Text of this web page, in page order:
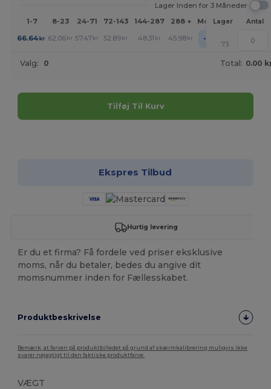
Lager Inden for 3 Måneder
1-7
8-23 24-71 72-143 144-287 288 + MereLager Antal
66.64kr 62.06 kr 57.47 kr 52.89 kr 48.31 kr 45.98 kr + 73
Valg: 0 Total: 0.00
Tilføj Til Kurv
Ekspres Tilbud
Hurtig levering
Er du et firma? Få fordele ved priser eksklusive
moms, når du betaler, bedes du angive dit
momsnummer inden for Fællesskabet.
Produktbeskrivelse
Bemærk, at farven på produktbilledet på grund af skærmkalibrering muligvis ikke
svarer nøjagtigt til den faktiske produktfarve.
VÆGT